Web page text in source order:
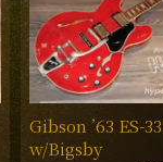
Gibson ’63 ES-
w/Bigsby